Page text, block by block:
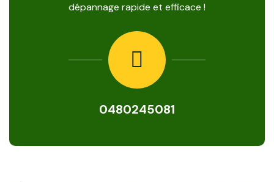
dépannage rapide et efficace !
0480245081